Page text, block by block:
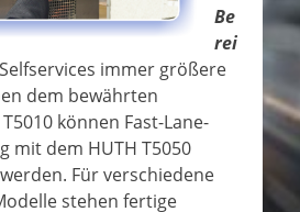
Be
rei
immer größere
dem bewährten
können Fast-Lane-
mit dem HUTH T5050
Für verschiedene
stehen fertige